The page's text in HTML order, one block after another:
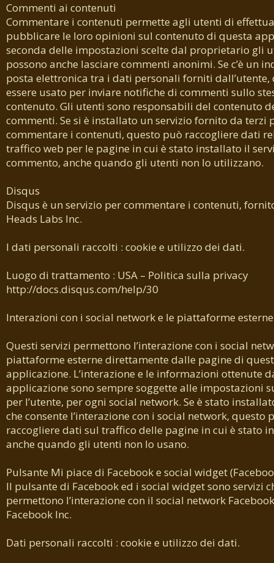
Commenti ai contenuti
Commentare i contenuti permette agli utenti di
pubblicare le loro opinioni sul contenuto di questa
seconda delle impostazioni scelte dal proprietario gli
possono anche lasciare commenti anonimi. Se c’è un
posta elettronica tra i dati personali forniti dall’utente,
essere usato per inviare notifiche di commenti sullo
contenuto. Gli utenti sono responsabili del contenuto
commenti. Se si è installato un servizio fornito da terzi
commentare i contenuti, questo può raccogliere dati
traffico web per le pagine in cui è stato installato il
commento, anche quando gli utenti non lo utilizzano.
Disqus
Disqus è un servizio per commentare i contenuti,
Heads Labs Inc.
I dati personali raccolti : cookie e utilizzo dei dati.
Luogo di trattamento : USA – Politica sulla privacy
http://docs.disqus.com/help/30
Interazioni con i social network e le piattaforme
Questi servizi permettono l’interazione con i social
piattaforme esterne direttamente dalle pagine di
applicazione. L’interazione e le informazioni ottenute
applicazione sono sempre soggette alle impostazioni
per l’utente, per ogni social network. Se è stato
che consente l’interazione con i social network, questo
raccogliere dati sul traffico delle pagine in cui è stato
anche quando gli utenti non lo usano.
Pulsante Mi piace di Facebook e social widget
Il pulsante di Facebook ed i social widget sono servizi
permettono l’interazione con il social network
Facebook Inc.
Dati personali raccolti : cookie e utilizzo dei dati.